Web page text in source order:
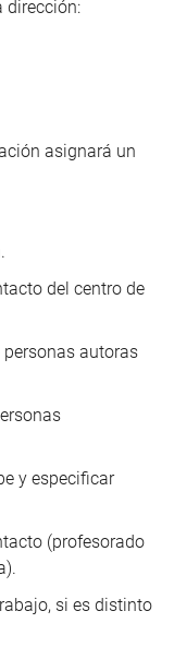
dirección:
asignará un
del centro de
autoras
y especificar
(profesorado
si es distinto